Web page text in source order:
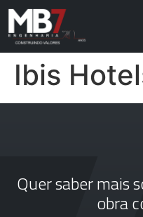
Ibis
Quer saber mais
obra